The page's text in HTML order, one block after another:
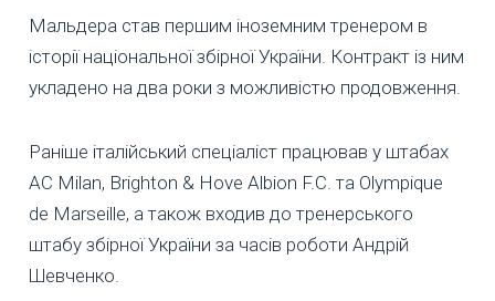
Мальдера став першим іноземним тренером в
історії національної збірної України. Контракт із ним
укладено на два роки з можливістю продовження.
Раніше італійський спеціаліст працював у штабах
AC Milan, Brighton & Hove Albion F.C. та Olympique
de Marseille, а також входив до тренерського
штабу збірної України за часів роботи Андрій
Шевченко.